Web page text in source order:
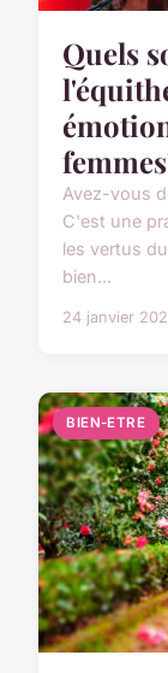
Quels
Avez-vous
C'est une
les vertus
bien...
24 janvier
BIEN-ETRE